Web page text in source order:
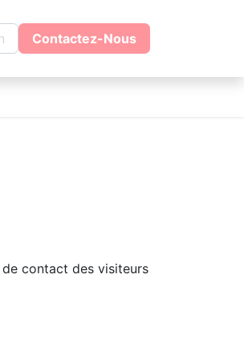
Contactez-Nous
contact des visiteurs